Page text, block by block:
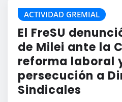
ACTIVIDAD GREMIAL
El FreSU
de Milei ante la
reforma laboral
persecución a
Sindicales